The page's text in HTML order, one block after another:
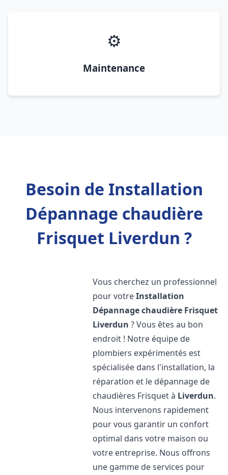
⚙️
Maintenance
Besoin de Installation
Dépannage chaudière
Frisquet Liverdun ?
Vous cherchez un professionnel
pour votreInstallation
Dépannage chaudière Frisquet
Liverdun ? Vous êtes au bon
endroit ! Notre équipe de
plombiers expérimentés est
spécialisée dans l'installation, la
réparation et le dépannage de
chaudières Frisquet à Liverdun.
Nous intervenons rapidement
pour vous garantir un confort
optimal dans votre maison ou
votre entreprise. Nous offrons
une gamme de services pour